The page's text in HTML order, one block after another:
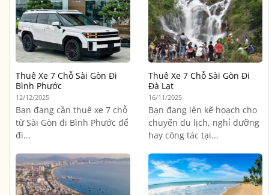
Thuê Xe 7 Chỗ Sài Gòn Đi
Bình Phước
12/12/2025
Bạn đang cần thuê xe 7 chỗ
từ Sài Gòn đi Bình Phước để
đi...
Thuê Xe 7 Chỗ Sài Gòn Đi
Đà Lạt
16/11/2025
Bạn đang lên kế hoạch cho
chuyến du lịch, nghỉ dưỡng
hay công tác tại...